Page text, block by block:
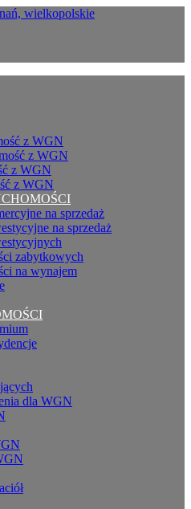
z WGN
z WGN
z WGN
z WGN
na sprzedaż
na sprzedaż
zabytkowych
na wynajem
dla WGN